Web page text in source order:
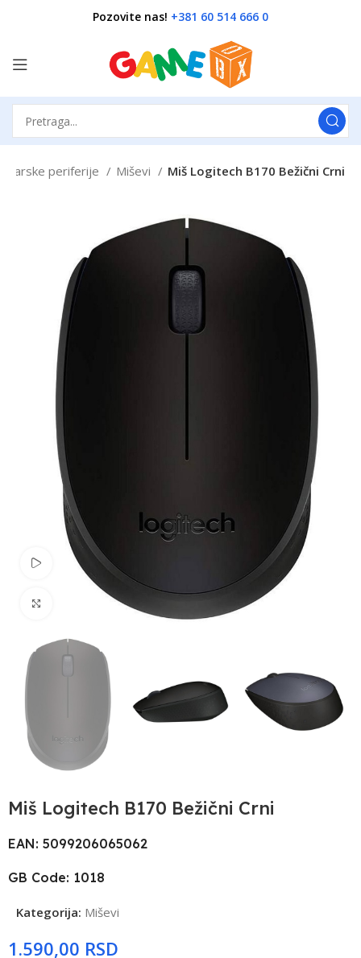
Pozovite nas! +381 60 514 666 0
periferije Miševi Miš Logitech B170 Bežični Crni
Pogledaj Video
Uvećaj sliku
Miš Logitech B170 Bežični Crni
EAN: 5099206065062
GB Code: 1018
Kategorija: Miševi
RSD